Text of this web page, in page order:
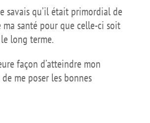
savais qu’il était primordial de
ma santé pour que celle-ci soit
long terme.
façon d’atteindre mon
me poser les bonnes